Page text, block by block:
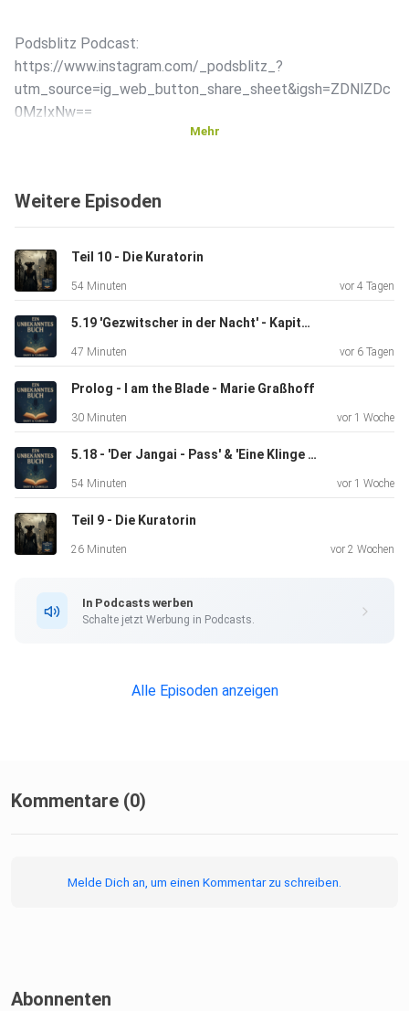
Podsblitz Podcast:
https://www.instagram.com/_podsblitz_?
utm_source=ig_web_button_share_sheet&igsh=ZDNlZDc
0MzIxNw==
https://open.spotify.com/show/15cnc8Fkvf3swqpuxovrFo
Von Eis und Feuer:
utm_source=ig_web_button_share_sheet&igsh=ZDNlZDc
0MzIxNw==
https://open.spotify.com/show/0sXZ2IeWkDLf8IakwAcgG
Mehr
Weitere Episoden
Teil 10 - Die Kuratorin
54 Minuten vor 4 Tagen
5.19 'Gezwitscher in der Nacht' - Kapitel 22 Das Rad der Zeit 5
47 Minuten vor 6 Tagen
Prolog - I am the Blade - Marie Graßhoff
30 Minuten vor 1 Woche
5.18 - 'Der Jangai - Pass' & 'Eine Klinge zum Geschenk' - Das Rad der Zeit 5
54 Minuten vor 1 Woche
Teil 9 - Die Kuratorin
26 Minuten vor 2 Wochen
In Podcasts werben
Schalte jetzt Werbung in Podcasts.
Alle Episoden anzeigen
Kommentare (0)
Melde Dich an, um einen Kommentar zu schreiben.
Abonnenten